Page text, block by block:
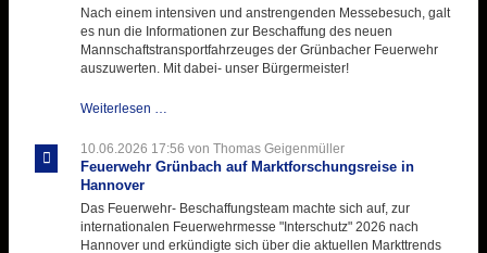
Nach einem intensiven und anstrengenden Messebesuch, galt
es nun die Informationen zur Beschaffung des neuen
Mannschaftstransportfahrzeuges der Grünbacher Feuerwehr
auszuwerten. Mit dabei- unser Bürgermeister!
Weiterlesen …
Informationen
aus
10.06.2026 17:56 von Thomas Geigenmüller
Feuerwehr Grünbach auf Marktforschungsreise in
Hannover
Das Feuerwehr- Beschaffungsteam machte sich auf, zur
internationalen Feuerwehrmesse "Interschutz" 2026 nach
Hannover und erkündigte sich über die aktuellen Markttrends